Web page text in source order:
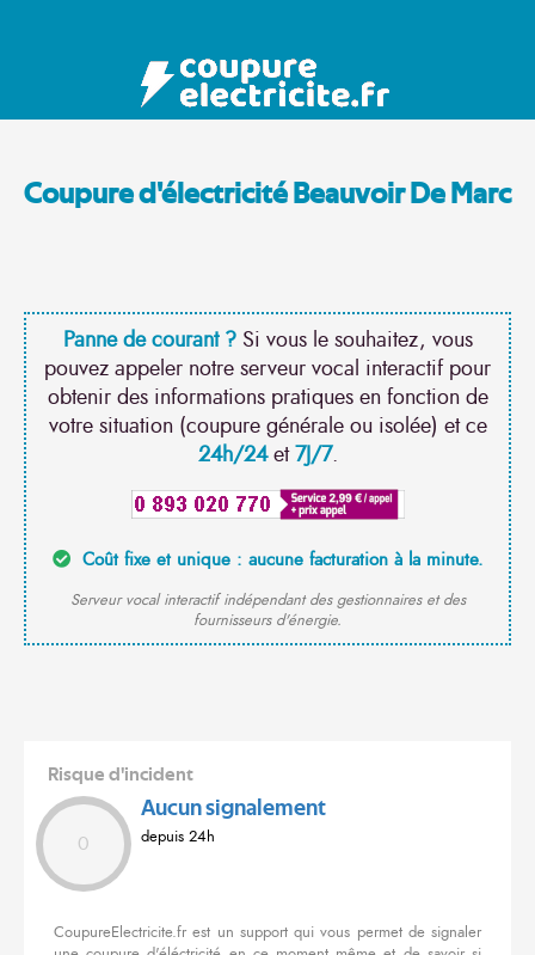
Coupure d'électricité Beauvoir De Marc
Panne de courant ?Si vous le souhaitez, vous
pouvez appeler notre serveur vocal interactif pour
obtenir des informations pratiques en fonction de
votre situation (coupure générale ou isolée) et ce
24h/24et7J/7.
Coût fixe et unique : aucune facturation à la minute.
Serveur vocal interactif indépendant des gestionnaires et des
fournisseurs d'énergie.
Risque d'incident
0
Aucun signalement
depuis 24h
CoupureElectricite.fr est un support qui vous permet de signaler